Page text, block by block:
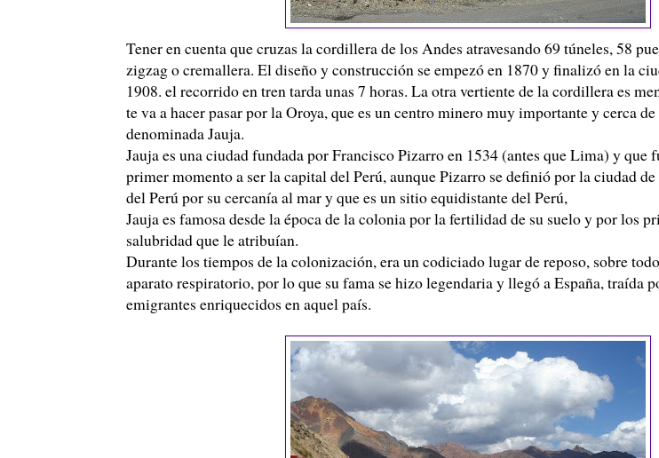
Tener en cuenta que cruzas la cordillera de los Andes atravesando 69 túneles, 58
zigzag o cremallera. El diseño y construcción se empezó en 1870 y finalizó en la
1908. el recorrido en tren tarda unas 7 horas. La otra vertiente de la cordillera es
te va a hacer pasar por la Oroya, que es un centro minero muy importante y cerca
denominada Jauja.
Jauja es una ciudad fundada por FranciscoPizarroen 1534 (antes que Lima) y que
primer momento a ser la capital del Perú, aunquePizarro se definió por la ciudad
del Perú por su cercanía al mar y que es un sitio equidistante del Perú,
Jauja es famosa desde la época de la colonia por la fertilidad de su suelo y por los
salubridad que le atribuían.
Durante los tiempos de la colonización, era un codiciado lugar de reposo, sobre
aparato respiratorio, por lo que su fama se hizo legendaria y llegó a España, traída
emigrantes enriquecidos en aquel país.